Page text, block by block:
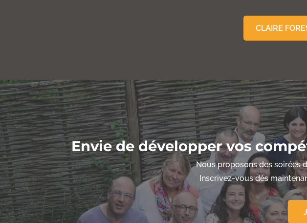
CLAIRE
Envie de développer vos
Nous proposons des soirées
Inscrivez-vous dès